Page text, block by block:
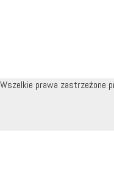
prawa zastrzeżone